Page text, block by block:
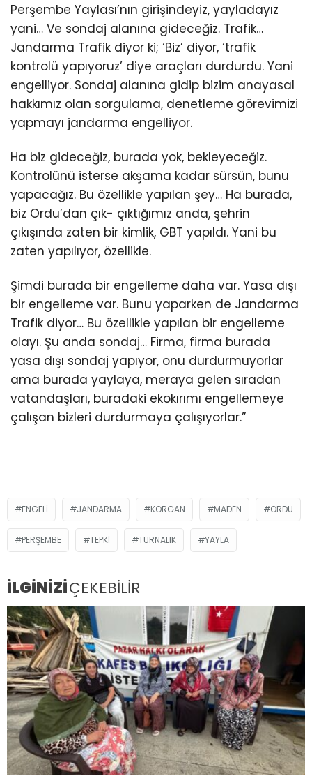
Perşembe Yaylası’nın girişindeyiz, yayladayız
yani… Ve sondaj alanına gideceğiz. Trafik…
Jandarma Trafik diyor ki; ‘Biz’ diyor, ‘trafik
kontrolü yapıyoruz’ diye araçları durdurdu. Yani
engelliyor. Sondaj alanına gidip bizim anayasal
hakkımız olan sorgulama, denetleme görevimizi
yapmayı jandarma engelliyor.
Ha biz gideceğiz, burada yok, bekleyeceğiz.
Kontrolünü isterse akşama kadar sürsün, bunu
yapacağız. Bu özellikle yapılan şey… Ha burada,
biz Ordu’dan çık- çıktığımız anda, şehrin
çıkışında zaten bir kimlik, GBT yapıldı. Yani bu
zaten yapılıyor, özellikle.
Şimdi burada bir engelleme daha var. Yasa dışı
bir engelleme var. Bunu yaparken de Jandarma
Trafik diyor… Bu özellikle yapılan bir engelleme
olayı. Şu anda sondaj… Firma, firma burada
yasa dışı sondaj yapıyor, onu durdurmuyorlar
ama burada yaylaya, meraya gelen sıradan
vatandaşları, buradaki ekokırımı engellemeye
çalışan bizleri durdurmaya çalışıyorlar.”
ENGELI JANDARMA KORGAN MADEN ORDU
PERŞEMBE TEPKİ TURNALIK YAYLA
İLGİNİZİÇEKEBİLİR